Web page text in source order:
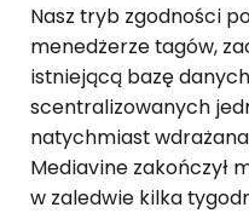
Nasz tryb zgodności
menedżerze tagów,
istniejącą bazę
scentralizowanych
natychmiast
Mediavine zakończył
w zaledwie kilka